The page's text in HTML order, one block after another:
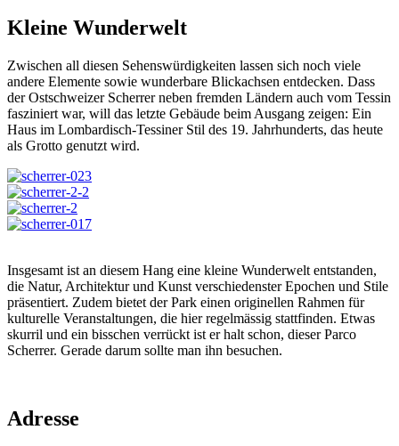
Kleine Wunderwelt
Zwischen all diesen Sehenswürdigkeiten lassen sich noch viele
andere Elemente sowie wunderbare Blickachsen entdecken. Dass
der Ostschweizer Scherrer neben fremden Ländern auch vom Tessin
fasziniert war, will das letzte Gebäude beim Ausgang zeigen: Ein
Haus im Lombardisch-Tessiner Stil des 19. Jahrhunderts, das heute
als Grotto genutzt wird.
Insgesamt ist an diesem Hang eine kleine Wunderwelt entstanden,
die Natur, Architektur und Kunst verschiedenster Epochen und Stile
präsentiert. Zudem bietet der Park einen originellen Rahmen für
kulturelle Veranstaltungen, die hier regelmässig stattfinden. Etwas
skurril und ein bisschen verrückt ist er halt schon, dieser Parco
Scherrer. Gerade darum sollte man ihn besuchen.
Adresse